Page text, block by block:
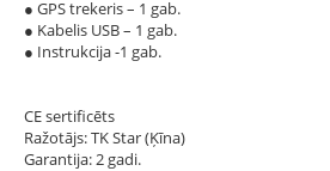
● GPS trekeris – 1 gab.
● Kabelis USB – 1 gab.
● Instrukcija -1 gab.
CE sertificēts
Ražotājs: TK Star (Ķīna)
Garantija: 2 gadi.